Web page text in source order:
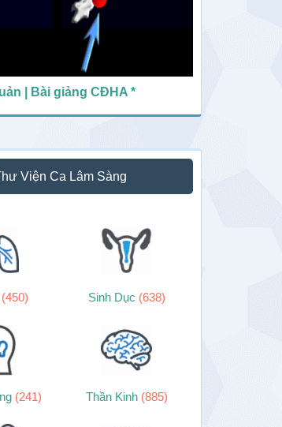
| Bài giảng CĐHA *
Viện Ca Lâm Sàng
(450) Sinh Dục (638)
(241) Thần Kinh (885)